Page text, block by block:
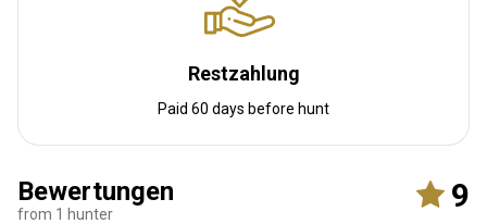
Restzahlung
Paid 60 days before hunt
Bewertungen
from 1 hunter 9